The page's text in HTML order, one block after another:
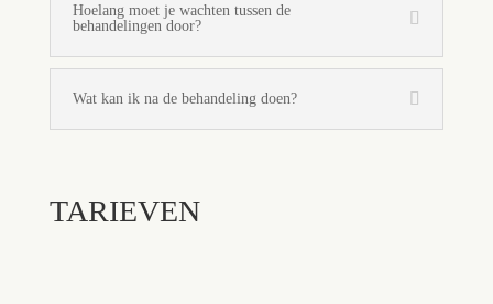
Hoelang moet je wachten tussen de
behandelingen door?
Wat kan ik na de behandeling doen?
TARIEVEN